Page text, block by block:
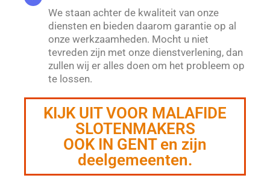
We staan achter de kwaliteit van onze
diensten en bieden daarom garantie op al
onze werkzaamheden. Mocht u niet
tevreden zijn met onze dienstverlening, dan
zullen wij er alles doen om het probleem op
te lossen.
KIJK UIT VOOR MALAFIDE
SLOTENMAKERS
OOK IN GENT en zijn
deelgemeenten.